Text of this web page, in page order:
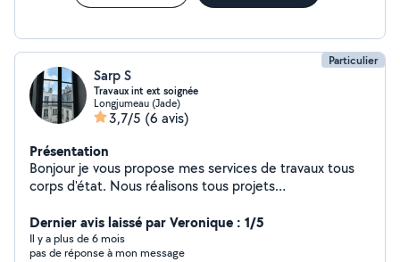
Particulier
Sarp S
Travaux int ext soignée
Longjumeau (Jade)
3,7/5 (6 avis)
Présentation
Bonjour je vous propose mes services de travaux tous
corps d'état. Nous réalisons tous projets
rafraîchissement, de la peinture à la rénovation de votre
habitat et locaux
Dernier avis laissé par Veronique : 1/5
Il y a plus de 6 mois
pas de réponse à mon message